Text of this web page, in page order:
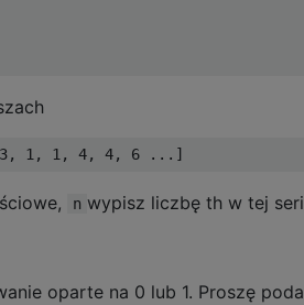
n wypisz liczbę th w tej
oparte na 0 lub 1. Proszę